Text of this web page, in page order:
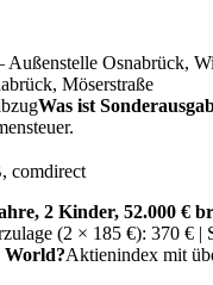
Osnabrück,
Möserstraße
Was ist
comdirect
2 Kinder, 52.000 €
(2 × 185 €): 370 € |
World?Aktienindex mit